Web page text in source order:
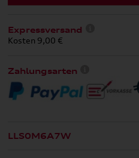
Expressversand
Kosten 9,00 €
Zahlungsarten
LLS0M6A7W